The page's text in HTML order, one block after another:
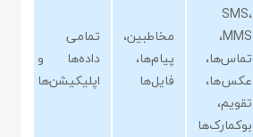
SMS،
MMS،
تماس‌ها،
عکس‌ها،
تقویم،
بوکمارک‌ها
مخاطبین،
پیام‌ها،
فایل‌ها
تمامی
داده‌ها و
اپلیکیشن‌ها